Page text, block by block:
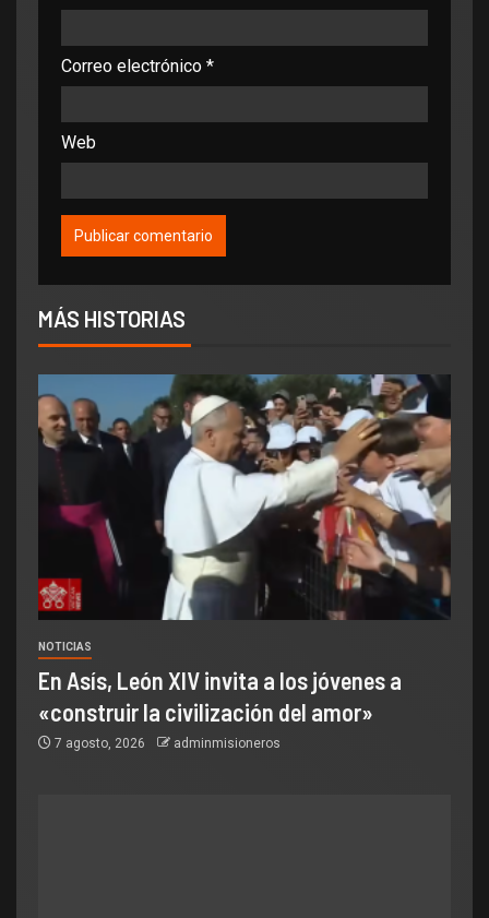
Correo electrónico *
Web
MÁS HISTORIAS
NOTICIAS
En Asís, León XIV invita a los jóvenes a
«construir la civilización del amor»
7 agosto, 2026 adminmisioneros